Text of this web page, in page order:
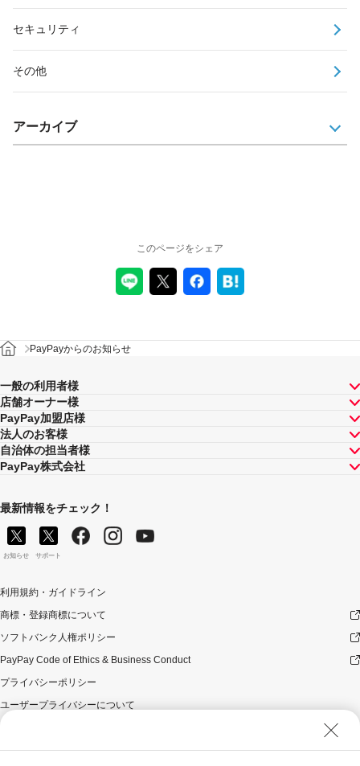
セキュリティ
その他
アーカイブ
このページをシェア
PayPayからのお知らせ
一般の利用者様
店舗オーナー様
PayPay加盟店様
法人のお客様
自治体の担当者様
PayPay株式会社
最新情報をチェック！
お知らせ サポート
利用規約・ガイドライン
商標・登録商標について
ソフトバンク人権ポリシー
PayPay Code of Ethics & Business Conduct
プライバシーポリシー
ユーザープライバシーについて
ウェブサイト利用規約